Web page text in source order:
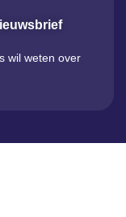
wil weten over